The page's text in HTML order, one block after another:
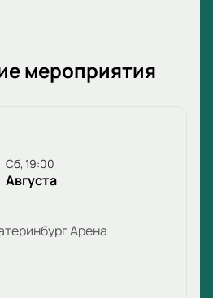
мероприятия
сб, 19:00
Августа
Арена